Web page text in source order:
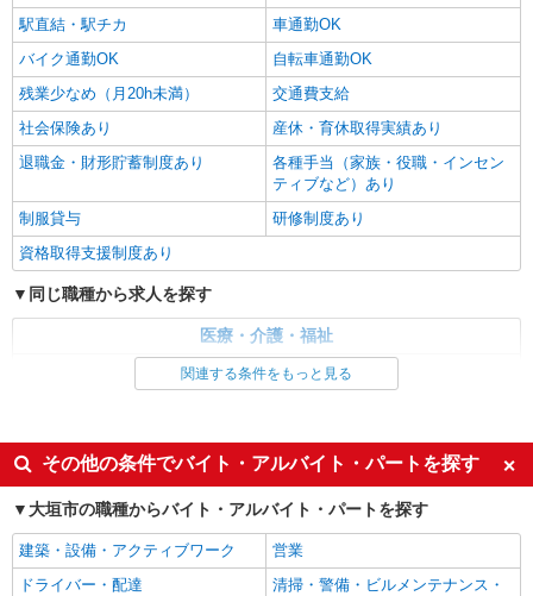
駅直結・駅チカ
車通勤OK
バイク通勤OK
自転車通勤OK
残業少なめ（月20h未満）
交通費支給
社会保険あり
産休・育休取得実績あり
退職金・財形貯蓄制度あり
各種手当（家族・役職・インセン
ティブなど）あり
制服貸与
研修制度あり
資格取得支援制度あり
同じ職種から求人を探す
医療・介護・福祉
未経験歓迎
ミドル（40代～）活躍中
ボーナス・賞与あり
車通勤OK
交通費支給
社会保険あり
産休・育休取得実績あり
関連する条件をもっと見る
その他の条件でバイト・アルバイト・パートを探す
大垣市の職種からバイト・アルバイト・パートを探す
建築・設備・アクティブワーク
営業
ドライバー・配達
清掃・警備・ビルメンテナンス・